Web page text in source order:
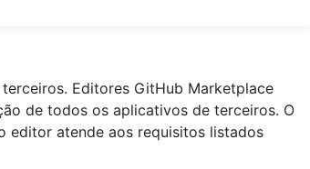
Editores GitHub Marketplace
de todos os aplicativos de terceiros. O
editor atende aos requisitos listados